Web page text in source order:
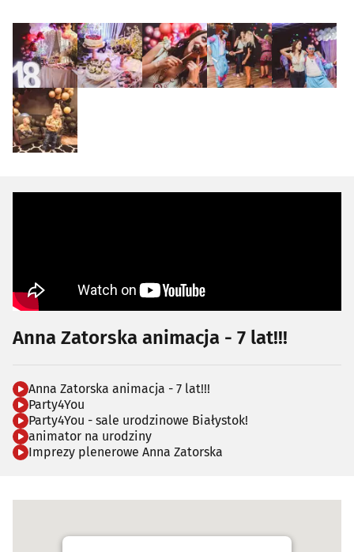
Anna Zatorska animacja - 7 lat!!!
Anna Zatorska animacja - 7 lat!!!
Party4You
Party4You - sale urodzinowe Białystok!
animator na urodziny
Imprezy plenerowe Anna Zatorska